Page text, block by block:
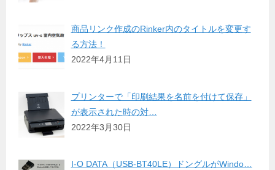
商品リンク作成のRinker内のタイトルを変更す
る方法！
2022年4月11日
プリンターで「印刷結果を名前を付けて保存」
が表示された時の対…
2022年3月30日
I-O DATA（USB-BT40LE）ドングルがWindo…